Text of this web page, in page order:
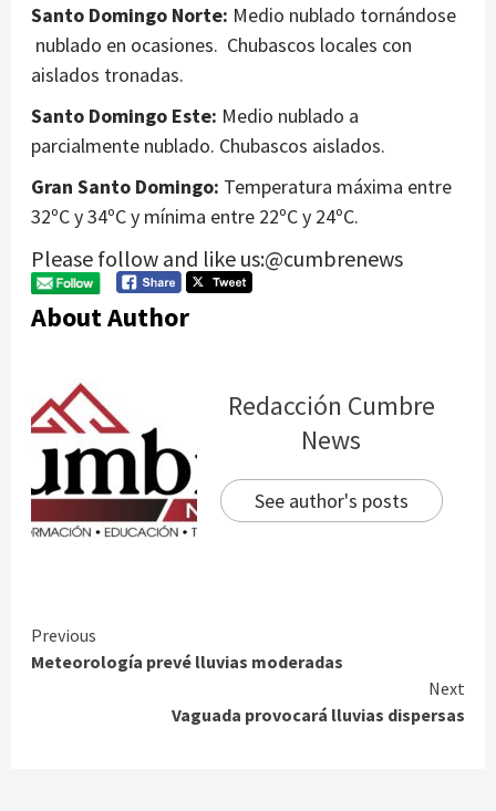
Santo Domingo Norte: Medio nublado tornándose
nublado en ocasiones. Chubascos locales con
aislados tronadas.
Santo Domingo Este: Medio nublado a
parcialmente nublado. Chubascos aislados.
Gran Santo Domingo: Temperatura máxima entre
32ºC y 34ºC y mínima entre 22ºC y 24ºC.
Please follow and like us:@cumbrenews
About Author
Redacción Cumbre
News
See author's posts
Continue
Reading
Previous
Meteorología prevé lluvias moderadas
Next
Vaguada provocará lluvias dispersas